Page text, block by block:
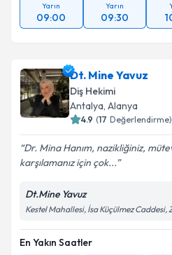
Yarın
09:00
Yarın
09:30
Dt. Mine Yavuz
Diş Hekimi
Antalya, Alanya
4.9 (17 Değerlendirme)
Dr. Mina Hanım, nazikliğiniz,
karşılamanız için çok...
Dt.Mine Yavuz
Kestel Mahallesi, İsa Küçülmez
En Yakın Saatler